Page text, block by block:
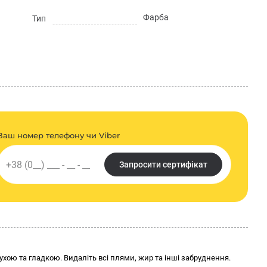
або повітряним розпиленням, пензлем
підвищенням відносної вологості повітря. Максимальна
від -40°С до +80°С
+5°С…+30°С у герметично закритій упаковці виробника. Термін
на упаковці
про продукт, а саме його назву, параметри, упаковку,
Остання актуальна інформація для споживачів, передбачена
та у супровідній документації.
Тип Фарба
номер телефону чи Viber
Запросити сертифікат
та гладкою. Видаліть всі плями, жир та інші забруднення.